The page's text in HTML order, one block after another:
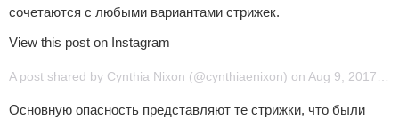
сочетаются с любыми вариантами стрижек.
View this post on Instagram
Основную опасность представляют те стрижки, что были